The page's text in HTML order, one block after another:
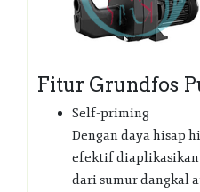
Fitur Grundfos
Self-priming
Dengan daya hisap
efektif
dari sumur dangkal